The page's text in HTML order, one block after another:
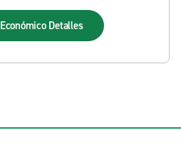
Económico Detalles